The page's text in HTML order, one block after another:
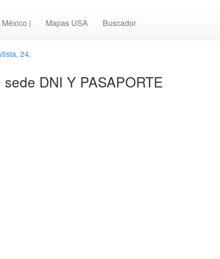
México | Mapas USA Buscador
24.
DNI Y PASAPORTE